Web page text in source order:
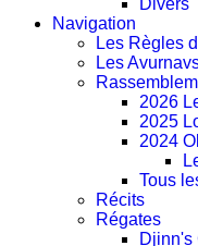
Divers
Navigation
Les Règles
Les
2026
2025
2024
Tous
Récits
Régates
Djinn's